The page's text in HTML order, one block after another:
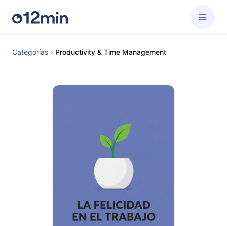
Categorías Productivity & Time Management